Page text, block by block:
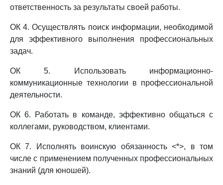
ответственность за результаты своей работы.
ОК 4. Осуществлять поиск информации, необходимой
для эффективного выполнения профессиональных
задач.
ОК 5. Использовать информационно-
коммуникационные технологии в профессиональной
деятельности.
ОК 6. Работать в команде, эффективно общаться с
коллегами, руководством, клиентами.
ОК 7. Исполнять воинскую обязанность <*>, в том
числе с применением полученных профессиональных
знаний (для юношей).